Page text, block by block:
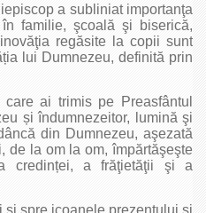
a subliniat importanţa
familie, şcoală şi biserică,
regăsite la copii sunt
lui Dumnezeu, definită prin
care ai trimis pe Preasfântul
și îndumnezeitor, lumină şi
din Dumnezeu, aşezată
de la om la om, împărtăşeşte
credinței, a frăţietăţii şi a
şi spre icoanele prezentului şi